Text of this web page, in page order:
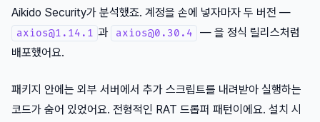
Aikido Security가 분석했죠. 계정을 손에 넣자마자 두 버전 —
axios@1.14.1 과 axios@0.30.4
— 을 정식 릴리스처럼
배포했어요.
패키지 안에는 외부 서버에서 추가 스크립트를 내려받아 실행하는
코드가 숨어 있었어요. 전형적인 RAT 드롭퍼 패턴이에요. 설치 시